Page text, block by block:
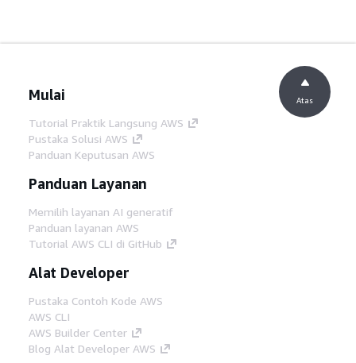
Mulai
Tutorial Praktik Langsung AWS
Pustaka Solusi AWS
Panduan Keputusan AWS
Panduan Layanan
Memilih layanan AI generatif
Panduan layanan AWS
Tutorial AWS CLI di GitHub
Alat Developer
Pustaka Contoh Kode AWS
AWS CLI
AWS Builder Center
Blog Alat Developer AWS
Atas